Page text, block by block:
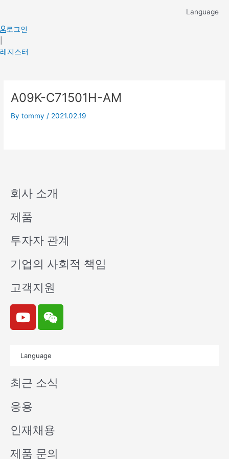
content
Language
로그인
레지스터
A09K-C71501H-AM
Bytommy / 2021.02.19
회사 소개
제품
투자자 관계
기업의 사회적 책임
고객지원
Y
o
u
e
W
e
i
n
Language
최근 소식
응용
인재채용
제품 문의